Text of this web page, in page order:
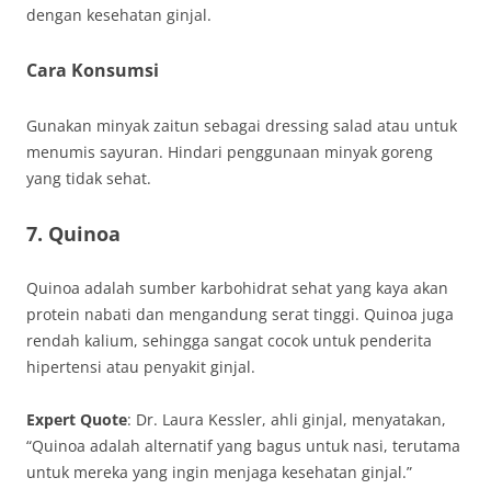
dengan kesehatan ginjal.
Cara Konsumsi
Gunakan minyak zaitun sebagai dressing salad atau untuk
menumis sayuran. Hindari penggunaan minyak goreng
yang tidak sehat.
7. Quinoa
Quinoa adalah sumber karbohidrat sehat yang kaya akan
protein nabati dan mengandung serat tinggi. Quinoa juga
rendah kalium, sehingga sangat cocok untuk penderita
hipertensi atau penyakit ginjal.
Expert Quote: Dr. Laura Kessler, ahli ginjal, menyatakan,
“Quinoa adalah alternatif yang bagus untuk nasi, terutama
untuk mereka yang ingin menjaga kesehatan ginjal.”